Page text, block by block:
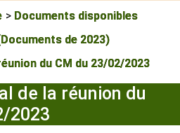
Documents disponibles
de 2023)
du CM du 23/02/2023
de la réunion du
2023